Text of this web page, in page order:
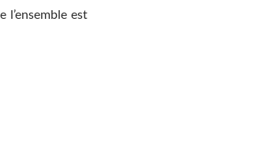
l’ensemble est